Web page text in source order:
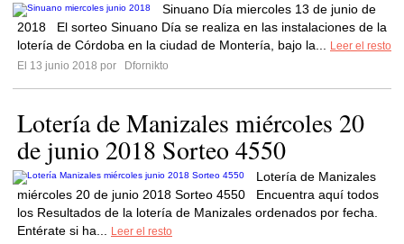
Sinuano Día miercoles 13 de junio de
2018 El sorteo Sinuano Día se realiza en las instalaciones de la
lotería de Córdoba en la ciudad de Montería, bajo la...
Leer el resto
El 13 junio 2018 por
Dfornikto
Lotería de Manizales miércoles 20
de junio 2018 Sorteo 4550
Lotería de Manizales
miércoles 20 de junio 2018 Sorteo 4550 Encuentra aquí todos
los Resultados de la lotería de Manizales ordenados por fecha.
Entérate si ha...
Leer el resto